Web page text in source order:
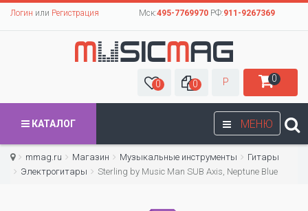
Логин или Регистрация Мск:495-7769970РФ:911-9267369
0 0 Р 0
МЕНЮ
КАТАЛОГ
mmag.ru Магазин Музыкальные инструменты
Гитары
Электрогитары
Sterling by Music Man SUB Axis, Neptune Blue